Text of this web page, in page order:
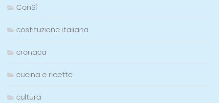
ConSì
costituzione italiana
cronaca
cucina e ricette
cultura